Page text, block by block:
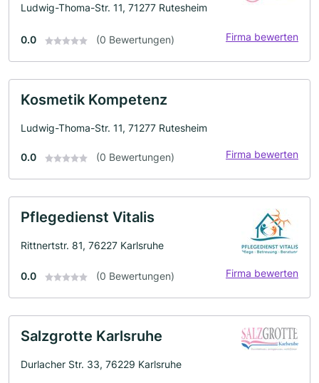
Ludwig-Thoma-Str. 11, 71277 Rutesheim
0.0 (0 Bewertungen) Firma bewerten
Kosmetik Kompetenz
Ludwig-Thoma-Str. 11, 71277 Rutesheim
0.0 (0 Bewertungen) Firma bewerten
Pflegedienst Vitalis
Rittnertstr. 81, 76227 Karlsruhe
0.0 (0 Bewertungen) Firma bewerten
Salzgrotte Karlsruhe
Durlacher Str. 33, 76229 Karlsruhe